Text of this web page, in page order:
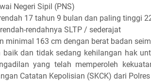
Negeri Sipil (PNS)
17 tahun 9 bulan dan paling tinggi
rendahnya SLTP / sederajat
minimal 163 cm dengan berat badan
baik dan tidak sedang kehilangan hak
yang telah memperoleh
Catatan Kepolisian (SKCK) dari